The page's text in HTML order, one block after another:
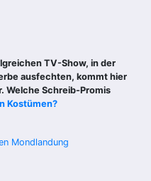
TV-Show, in der
ausfechten, kommt hier
Welche Schreib-Promis
Kostümen?
Mondlandung